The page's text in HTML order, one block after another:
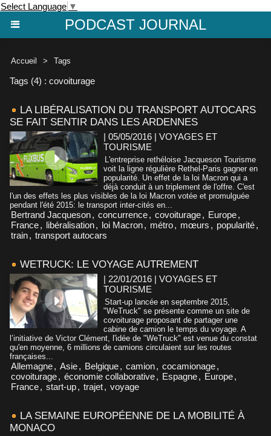
Select Language ▼
PODCAST JOURNAL
Accueil > Tags
Tags (4) : covoiturage
LA LIBÉRALISATION DU TRANSPORT AUTOCARS
SE FAIT SENTIR DANS LES ARDENNES
| 05/05/2016 | VOYAGES ET
TOURISME
L'entreprise rethéloise Jacqueson Tourisme
voit la ligne régulière Rethel-Paris gagner en
popularité. Un effet de la loi Macron qui a
déjà conduit à un triplement de l'offre. C'est
l'un des effets les plus visibles de la loi Macron votée et promulguée
pendant l'été 2015: le transport inter-cités en...
Bertrand Jacqueson, concurrence, covoiturage, Europe,
France, libéralisation, loi Macron, métro, mœurs , popularité,
train, transport autocars
WETRUCK: LE VOYAGE AUTREMENT
| 22/01/2016 | VOYAGES ET
TOURISME
Start-up lancée en septembre 2015,
"WeTruck" se présente comme un site de
covoiturage proposant de partager une
cabine de camion le temps du voyage. A
l’initiative de Victor Clément, l'idée de "WeTruck" est venue du constat
qu'en moyenne, 6 millions de camions circulaient sur les routes
françaises...
Allemagne, Asie, Belgique, camion, cocamionage,
covoiturage, économie collaborative, Espagne, Europe,
France, start-up, trajet, voyage
LA SEMAINE EUROPÉENNE DE LA MOBILITÉ À
MONACO